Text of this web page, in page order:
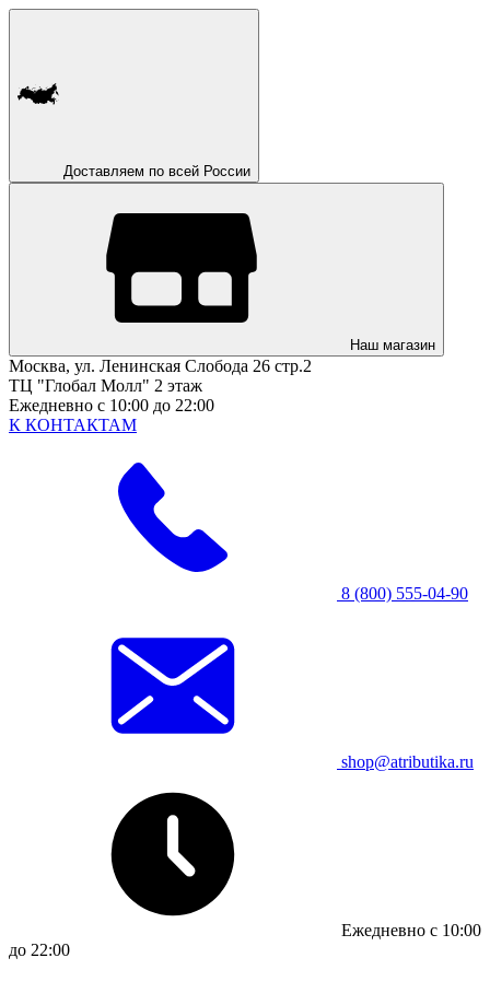
Доставляем по всей России
Наш магазин
Москва, ул. Ленинская Слобода 26 стр.2
ТЦ "Глобал Молл" 2 этаж
Ежедневно с 10:00 до 22:00
К КОНТАКТАМ
8 (800) 555-04-90
shop@atributika.ru
Ежедневно с 10:00
до 22:00